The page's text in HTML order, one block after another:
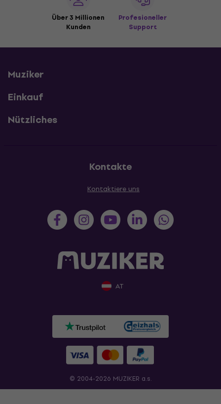
Über 3 Millionen
Kunden
Profesioneller
Support
Muziker
Einkauf
Nützliches
Kontakte
Kontaktiere uns
AT
© 2004-2026 MUZIKER a.s.